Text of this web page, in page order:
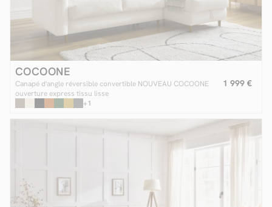
COCOONE
Canapé d'angle réversible convertible NOUVEAU COCOONE
ouverture express tissu lisse
1 999 €
+1